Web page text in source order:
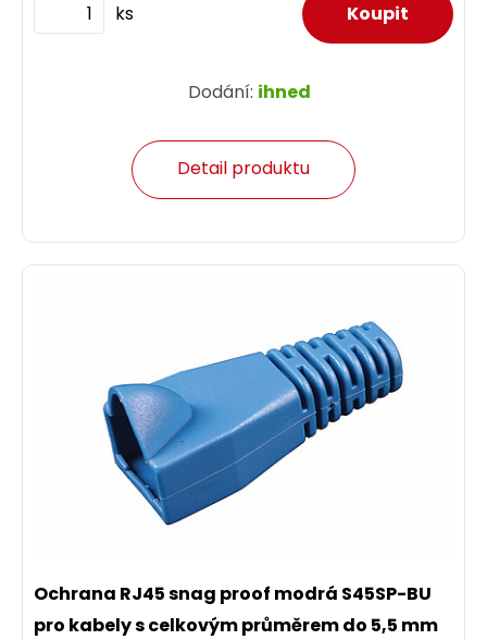
ks
Dodání: ihned
Detail produktu
Ochrana RJ45 snag proof modrá S45SP-BU
pro kabely s celkovým průměrem do 5,5 mm